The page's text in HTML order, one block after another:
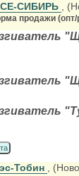
СИБИРЬ ,
продажи (опт/
Тобин ,